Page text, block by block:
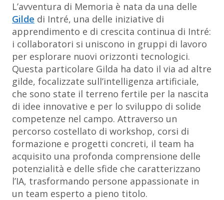
L’avventura di Memoria è nata da una delle
Gilde di Intré, una delle iniziative di
apprendimento e di crescita continua di Intré:
i collaboratori si uniscono in gruppi di lavoro
per esplorare nuovi orizzonti tecnologici.
Questa particolare Gilda ha dato il via ad altre
gilde, focalizzate sull’intelligenza artificiale,
che sono state il terreno fertile per la nascita
di idee innovative e per lo sviluppo di solide
competenze nel campo. Attraverso un
percorso costellato di workshop, corsi di
formazione e progetti concreti, il team ha
acquisito una profonda comprensione delle
potenzialità e delle sfide che caratterizzano
l’IA, trasformando persone appassionate in
un team esperto a pieno titolo.